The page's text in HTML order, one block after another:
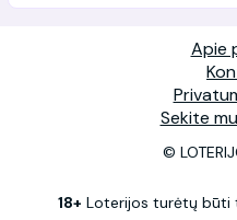
Apie
Sekite
©
18+ Loterijos turėtų būti